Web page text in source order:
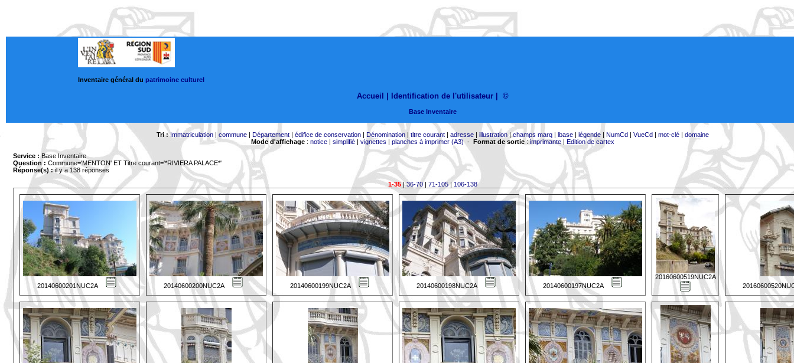
Inventaire général du patrimoine culturel
Accueil | Identification de l'utilisateur ©
Base Inventaire
Tri : Immatriculation| commune| Département| édifice de conservation| Dénomination| titre courant| adresse| illustration|champs marq| lbase| légende| NumCd| VueCd| mot-clé| domaine
Mode d'affichage: notice| simplifié| vignettes | planches à imprimer (A3)- Format de sortie:imprimante| Edition de cartex
Service : Base Inventaire
Question : Commune='MENTON' ET Titre courant='*RIVIERA PALACE*'
Réponse(s) :il y a 138 réponses
1-35|36-70| 71-105| 106-138
20140600201NUC2A 20140600200NUC2A 20140600199NUC2A 20140600198NUC2A 20140600197NUC2A
20160600519NUC2A